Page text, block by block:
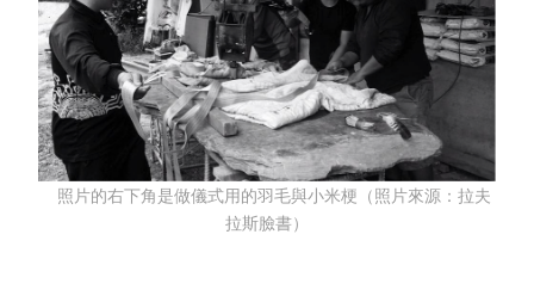
照片的右下角是做儀式用的羽毛與小米梗（照片來源：拉夫
拉斯臉書）